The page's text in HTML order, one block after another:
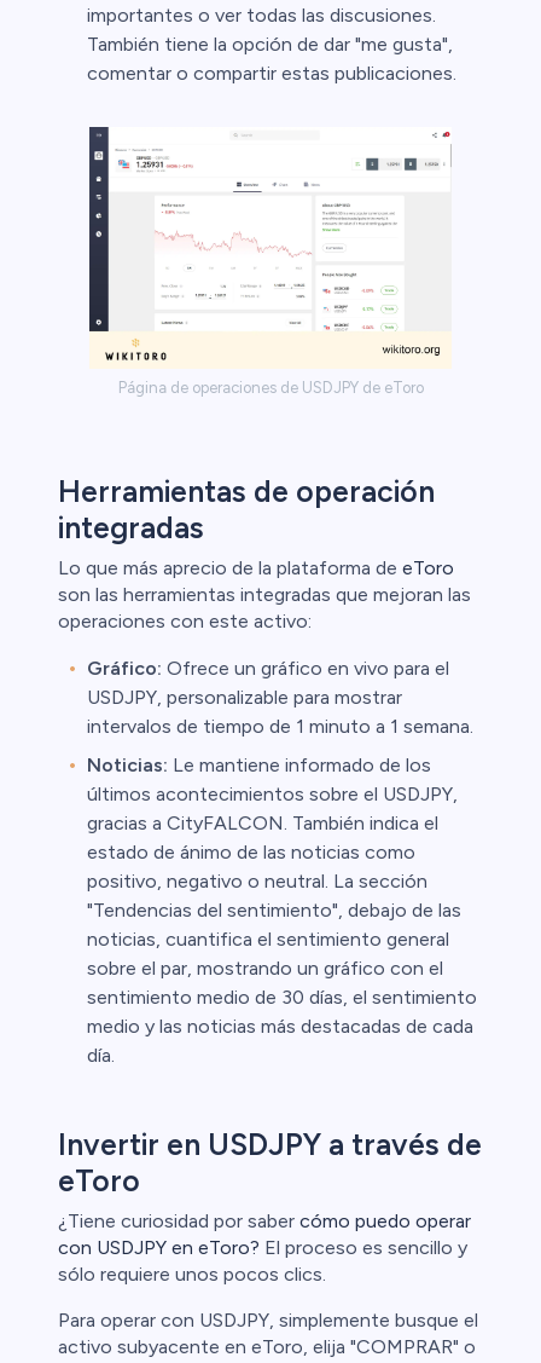
importantes o ver todas las discusiones.
También tiene la opción de dar "me gusta",
comentar o compartir estas publicaciones.
Página de operaciones de USDJPY de eToro
Herramientas de operación
integradas
Lo que más aprecio de la plataforma de eToro
son las herramientas integradas que mejoran las
operaciones con este activo:
Gráfico: Ofrece un gráfico en vivo para el
USDJPY, personalizable para mostrar
intervalos de tiempo de 1 minuto a 1 semana.
Noticias: Le mantiene informado de los
últimos acontecimientos sobre el USDJPY,
gracias a CityFALCON. También indica el
estado de ánimo de las noticias como
positivo, negativo o neutral. La sección
"Tendencias del sentimiento", debajo de las
noticias, cuantifica el sentimiento general
sobre el par, mostrando un gráfico con el
sentimiento medio de 30 días, el sentimiento
medio y las noticias más destacadas de cada
día.
Invertir en USDJPY a través de
eToro
¿Tiene curiosidad por saber cómo puedo operar
con USDJPY en eToro? El proceso es sencillo y
sólo requiere unos pocos clics.
Para operar con USDJPY, simplemente busque el
activo subyacente en eToro, elija "COMPRAR" o